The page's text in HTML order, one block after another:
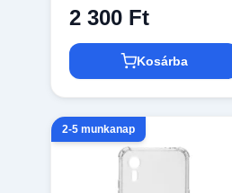
2 300 Ft
Kosárba
2-5 munkanap